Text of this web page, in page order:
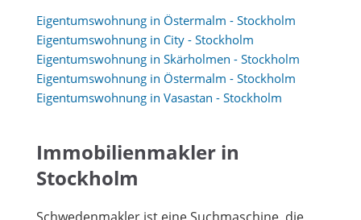
Eigentumswohnung in Östermalm - Stockholm
Eigentumswohnung in City - Stockholm
Eigentumswohnung in Skärholmen - Stockholm
Eigentumswohnung in Östermalm - Stockholm
Eigentumswohnung in Vasastan - Stockholm
Immobilienmakler in
Stockholm